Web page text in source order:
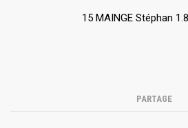
15 MAINGE Stéphan
PARTAGE